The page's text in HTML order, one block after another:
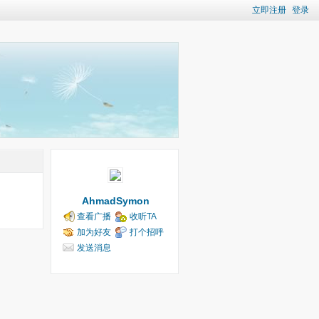
立即注册 登录
AhmadSymon
查看广播
收听TA
加为好友
打个招呼
发送消息